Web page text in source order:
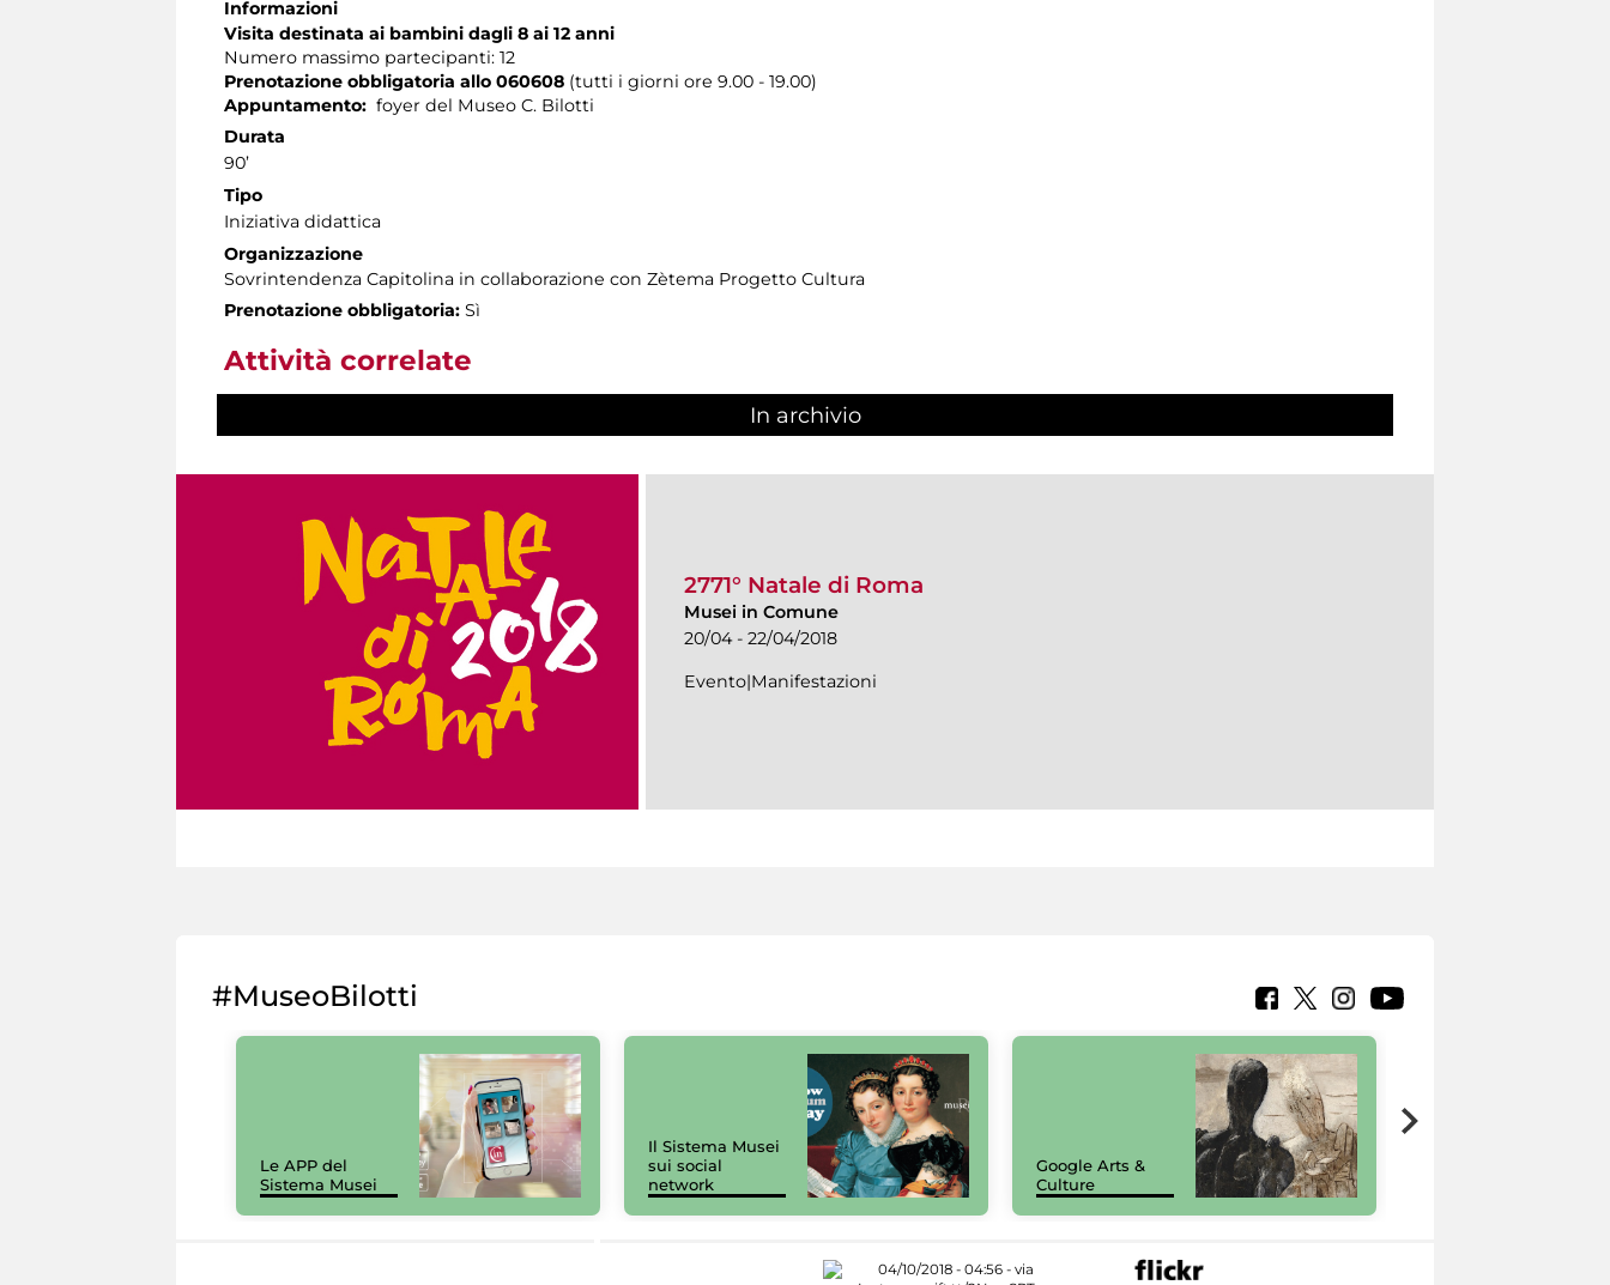
Informazioni
Visita destinata ai bambini dagli 8 ai 12 anni
Numero massimo partecipanti: 12
Prenotazione obbligatoria allo 060608 (tutti i giorni ore 9.00 - 19.00)
Appuntamento: foyer del Museo C. Bilotti
Durata
90’
Tipo
Iniziativa didattica
Organizzazione
Sovrintendenza Capitolina in collaborazione con Zètema Progetto Cultura
Prenotazione obbligatoria: Sì
Attività correlate
In archivio
2771° Natale di Roma
Musei in Comune
20/04 - 22/04/2018
Evento|Manifestazioni
#MuseoBilotti
Le APP del
Sistema Musei
Il Sistema Musei
sui social
network
Google Arts &
Culture